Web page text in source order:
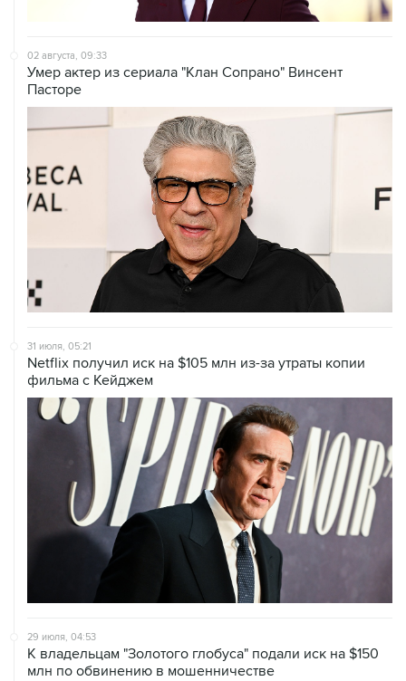
02 августа, 09:33
Умер актер из сериала "Клан Сопрано" Винсент
Пасторе
31 июля, 05:21
Netflix получил иск на $105 млн из-за утраты копии
фильма с Кейджем
29 июля, 04:53
К владельцам "Золотого глобуса" подали иск на $150
млн по обвинению в мошенничестве